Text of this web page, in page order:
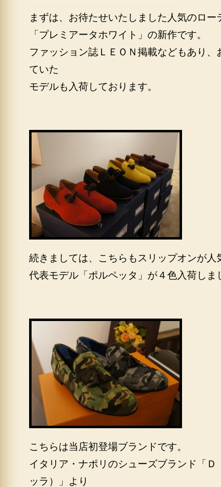
まずは、お待たせいたしました人気のロ
「プレミアータホワイト」の新作です。
ファッション誌ＬＥＯＮ掲載などもあり
ていた
モデルも入荷しております。
続きましては、こちらもスリップオンが人
代表モデル「ポルペッタ」が４色入荷しま
こちらは当店初登場ブランドです。
イタリア・ナポリのシューズブランド「
ッラ）」より